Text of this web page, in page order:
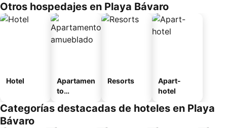
Otros hospedajes en Playa Bávaro
Hotel
Apartamen
to
o
Resorts
Apart-
hotel
Categorías destacadas de hoteles en Playa
Bávaro